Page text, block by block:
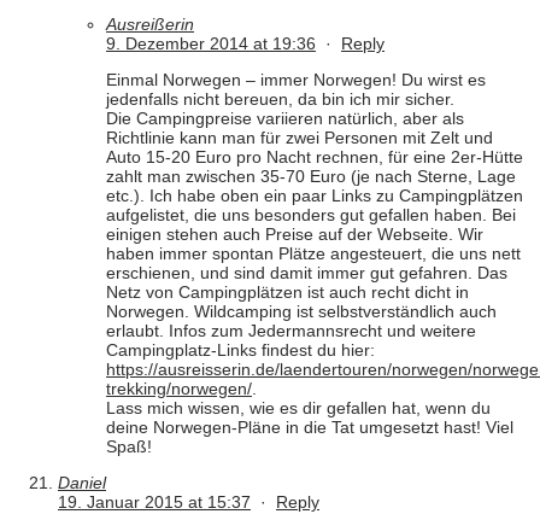
Ausreißerin
9. Dezember 2014 at 19:36 · Reply
Einmal Norwegen – immer Norwegen! Du wirst es
jedenfalls nicht bereuen, da bin ich mir sicher.
Die Campingpreise variieren natürlich, aber als
Richtlinie kann man für zwei Personen mit Zelt und
Auto 15-20 Euro pro Nacht rechnen, für eine 2er-Hütte
zahlt man zwischen 35-70 Euro (je nach Sterne, Lage
etc.). Ich habe oben ein paar Links zu Campingplätzen
aufgelistet, die uns besonders gut gefallen haben. Bei
einigen stehen auch Preise auf der Webseite. Wir
haben immer spontan Plätze angesteuert, die uns nett
erschienen, und sind damit immer gut gefahren. Das
Netz von Campingplätzen ist auch recht dicht in
Norwegen. Wildcamping ist selbstverständlich auch
erlaubt. Infos zum Jedermannsrecht und weitere
Campingplatz-Links findest du hier:
https://ausreisserin.de/laendertouren/norwegen/
trekking/norwegen/.
Lass mich wissen, wie es dir gefallen hat, wenn du
deine Norwegen-Pläne in die Tat umgesetzt hast! Viel
Spaß!
Daniel
19. Januar 2015 at 15:37 · Reply